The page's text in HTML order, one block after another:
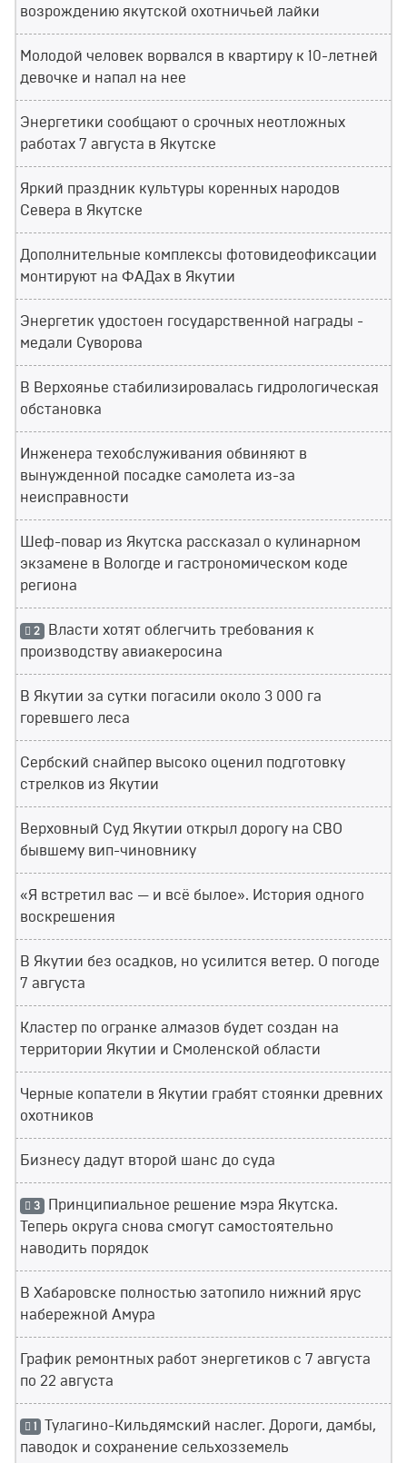
возрождению якутской охотничьей лайки
Молодой человек ворвался в квартиру к 10-летней
девочке и напал на нее
Энергетики сообщают о срочных неотложных
работах 7 августа в Якутске
Яркий праздник культуры коренных народов
Севера в Якутске
Дополнительные комплексы фотовидеофиксации
монтируют на ФАДах в Якутии
Энергетик удостоен государственной награды -
медали Суворова
В Верхоянье стабилизировалась гидрологическая
обстановка
Инженера техобслуживания обвиняют в
вынужденной посадке самолета из-за
неисправности
Шеф-повар из Якутска рассказал о кулинарном
экзамене в Вологде и гастрономическом коде
региона
2 Власти хотят облегчить требования к
производству авиакеросина
В Якутии за сутки погасили около 3 000 га
горевшего леса
Сербский снайпер высоко оценил подготовку
стрелков из Якутии
Верховный Суд Якутии открыл дорогу на СВО
бывшему вип-чиновнику
«Я встретил вас — и всё былое». История одного
воскрешения
В Якутии без осадков, но усилится ветер. О погоде
7 августа
Кластер по огранке алмазов будет создан на
территории Якутии и Смоленской области
Черные копатели в Якутии грабят стоянки древних
охотников
Бизнесу дадут второй шанс до суда
3 Принципиальное решение мэра Якутска.
Теперь округа снова смогут самостоятельно
наводить порядок
В Хабаровске полностью затопило нижний ярус
набережной Амура
График ремонтных работ энергетиков с 7 августа
по 22 августа
1 Тулагино-Кильдямский наслег. Дороги, дамбы,
паводок и сохранение сельхозземель